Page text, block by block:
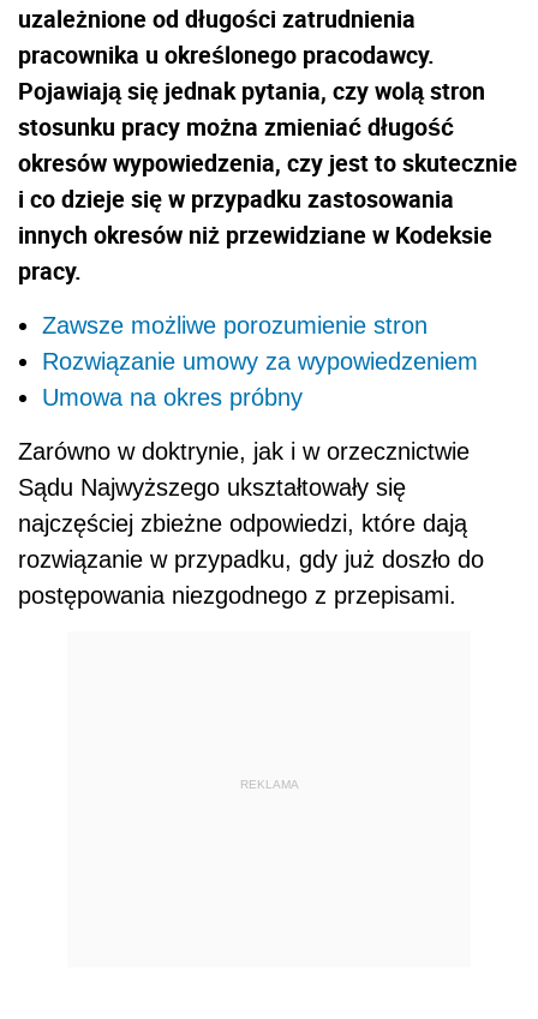
uzależnione od długości zatrudnienia
pracownika u określonego pracodawcy.
Pojawiają się jednak pytania, czy wolą stron
stosunku pracy można zmieniać długość
okresów wypowiedzenia, czy jest to skutecznie
i co dzieje się w przypadku zastosowania
innych okresów niż przewidziane w Kodeksie
pracy.
Zawsze możliwe porozumienie stron
Rozwiązanie umowy za wypowiedzeniem
Umowa na okres próbny
Zarówno w doktrynie, jak i w orzecznictwie
Sądu Najwyższego ukształtowały się
najczęściej zbieżne odpowiedzi, które dają
rozwiązanie w przypadku, gdy już doszło do
postępowania niezgodnego z przepisami.
REKLAMA